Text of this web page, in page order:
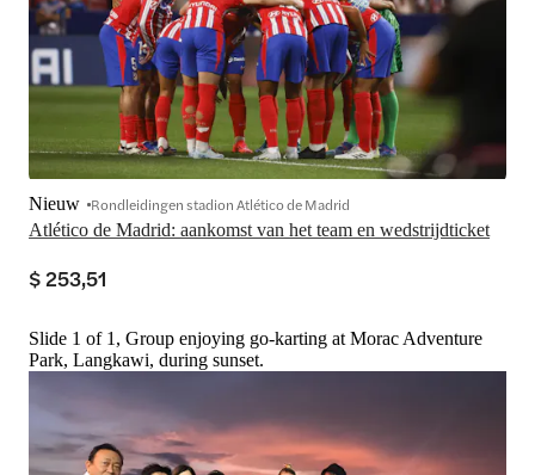
Atlético de Madrid: aankomst van het team en wedstrijdticket
Nieuw Rondleidingen stadion Atlético de Madrid
$ 253,51
Slide 1 of 1, Group enjoying go-karting at Morac Adventure
Park, Langkawi, during sunset.